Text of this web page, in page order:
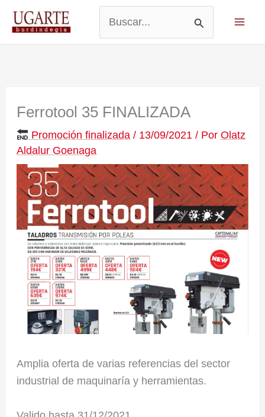
contenido
Ferrotool 35 FINALIZADA
Promoción finalizada / 13/09/2021/ PorOlatz
Aldalur Goenaga
Amplia oferta de varias referencias del sector
industrial de maquinaría y herramientas.